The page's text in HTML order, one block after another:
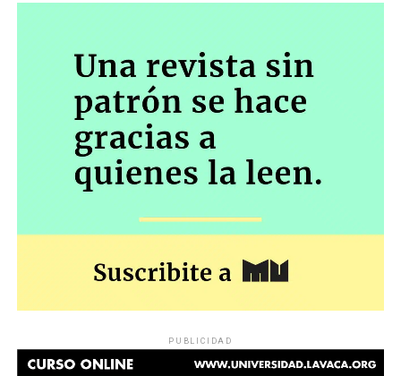
PUBLICIDAD